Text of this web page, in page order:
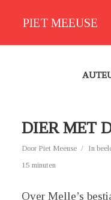
PIET MEEUSE
DIER MET
Door Piet Meeuse In
15 minuten
Over Melle’s